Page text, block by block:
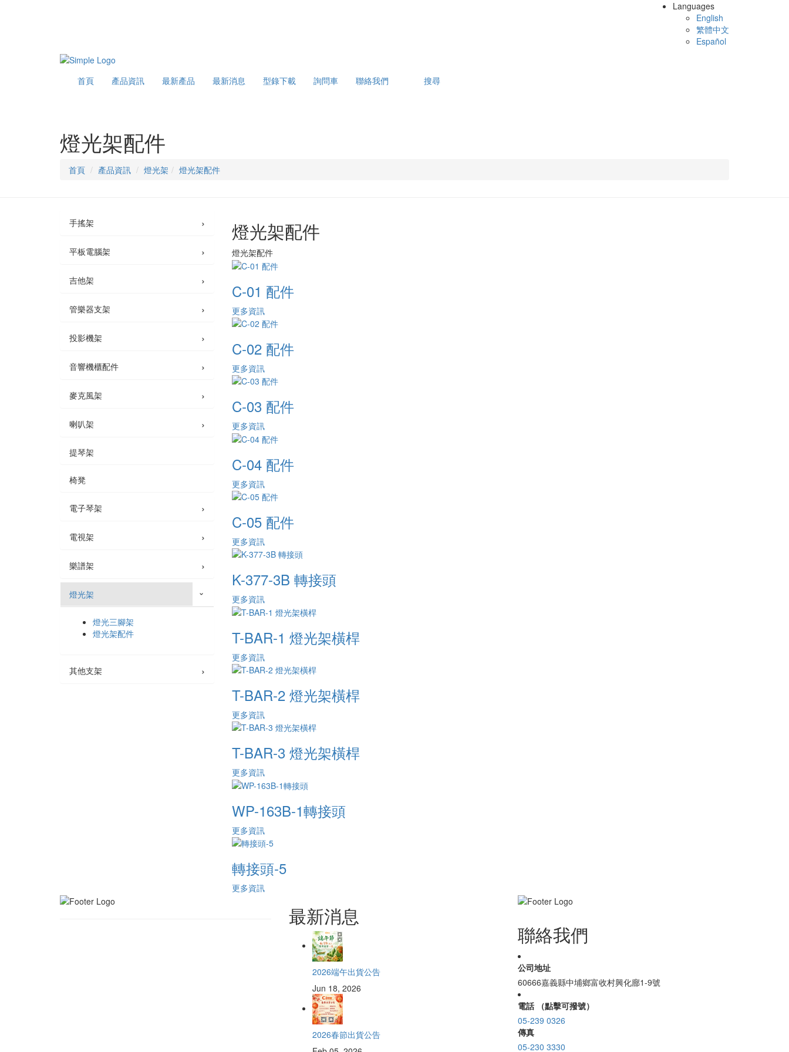
Languages
English
繁體中文
Español
首頁 產品資訊 最新產品 最新消息 型錄下載 詢問車 聯絡我們 搜尋
燈光架配件
首頁 產品資訊 燈光架 燈光架配件
燈光架配件
燈光架配件
C-01 配件
更多資訊
C-02 配件
更多資訊
C-03 配件
更多資訊
C-04 配件
更多資訊
C-05 配件
更多資訊
K-377-3B 轉接頭
更多資訊
T-BAR-1 燈光架橫桿
更多資訊
T-BAR-2 燈光架橫桿
更多資訊
T-BAR-3 燈光架橫桿
更多資訊
WP-163B-1轉接頭
更多資訊
轉接頭-5
更多資訊
手搖架 ›
平板電腦架 ›
吉他架 ›
管樂器支架 ›
投影機架 ›
音響機櫃配件 ›
麥克風架 ›
喇叭架 ›
提琴架
椅凳
電子琴架 ›
電視架 ›
樂譜架 ›
燈光架 ›
燈光三腳架
燈光架配件
其他支架 ›
最新消息
2026端午出貨公告
Jun 18, 2026
2026春節出貨公告
聯絡我們
公司地址
60666嘉義縣中埔鄉富收村興化廍1-9號
電話 （點擊可撥號）
05-239 0326
傳真
05-230 3330